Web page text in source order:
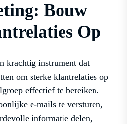
Bouw
Op
krachtig instrument dat
om sterke klantrelaties op
effectief te bereiken.
e-mails te versturen,
informatie delen,